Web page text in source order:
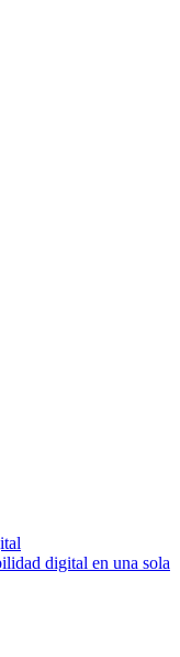
digital en una sola